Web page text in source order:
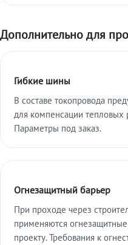
Дополнительно для
Гибкие шины
В составе токопровода
для компенсации тепловых
Параметры под заказ.
Огнезащитный барьер
При проходе через
применяются
проекту. Требования к